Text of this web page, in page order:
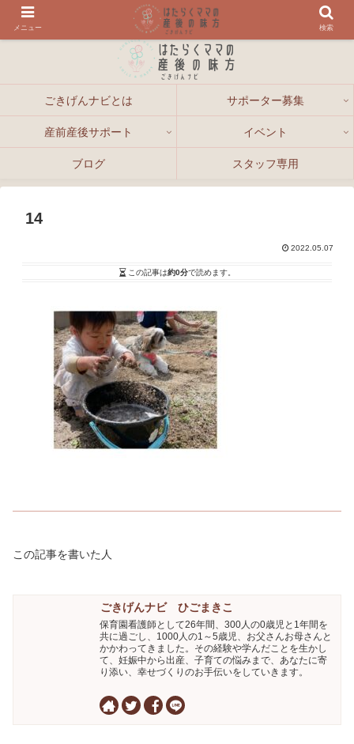
ごきげんナビとは サポーター募集
産前産後サポート イベント
ブログ スタッフ専用
14
2022.05.07
この記事は約0分で読めます。
この記事を書いた人
ごきげんナビ ひごまきこ
保育園看護師として26年間、300人の0歳児と1年間を
共に過ごし、1000人の1～5歳児、お父さんお母さんと
かかわってきました。その経験や学んだことを生かし
て、妊娠中から出産、子育ての悩みまで、あなたに寄
り添い、幸せづくりのお手伝いをしていきます。
メニュー 検索